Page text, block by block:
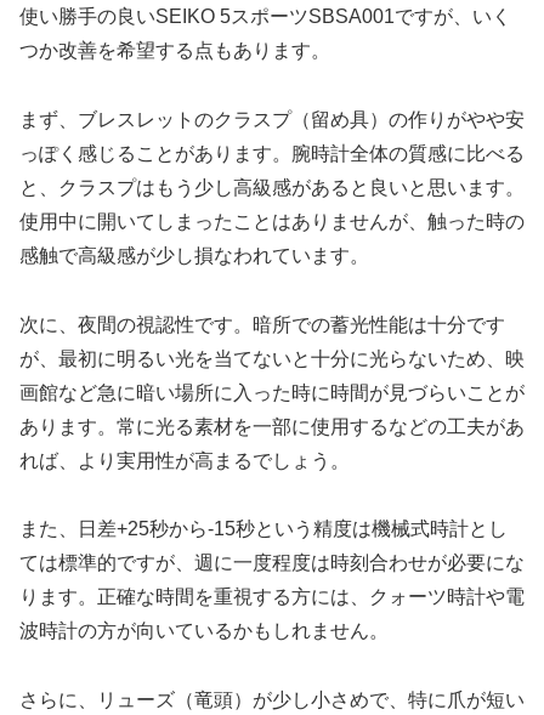
使い勝手の良いSEIKO 5スポーツSBSA001ですが、いく
つか改善を希望する点もあります。
まず、ブレスレットのクラスプ（留め具）の作りがやや安
っぽく感じることがあります。腕時計全体の質感に比べる
と、クラスプはもう少し高級感があると良いと思います。
使用中に開いてしまったことはありませんが、触った時の
感触で高級感が少し損なわれています。
次に、夜間の視認性です。暗所での蓄光性能は十分です
が、最初に明るい光を当てないと十分に光らないため、映
画館など急に暗い場所に入った時に時間が見づらいことが
あります。常に光る素材を一部に使用するなどの工夫があ
れば、より実用性が高まるでしょう。
また、日差+25秒から-15秒という精度は機械式時計とし
ては標準的ですが、週に一度程度は時刻合わせが必要にな
ります。正確な時間を重視する方には、クォーツ時計や電
波時計の方が向いているかもしれません。
さらに、リューズ（竜頭）が少し小さめで、特に爪が短い